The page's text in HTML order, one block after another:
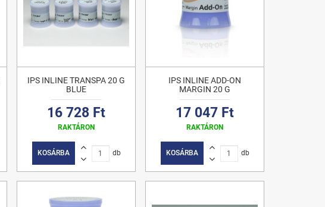
IPS INLINE TRANSPA 20 G
BLUE
16 728 Ft
RAKTÁRON
KOSÁRBA db
IPS INLINE ADD-ON
MARGIN 20 G
17 047 Ft
RAKTÁRON
KOSÁRBA db